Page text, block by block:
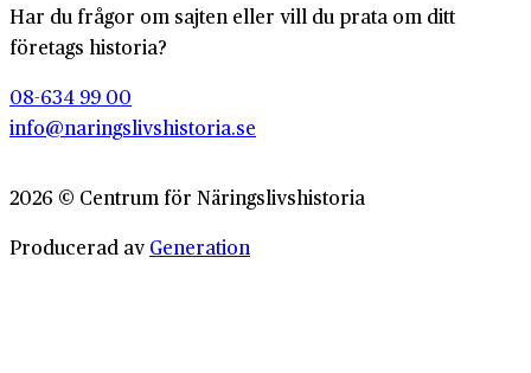
Har du frågor om sajten eller vill du prata om ditt
företags historia?
08-634 99 00
info@naringslivshistoria.se
2026 © Centrum för Näringslivshistoria
Producerad av Generation